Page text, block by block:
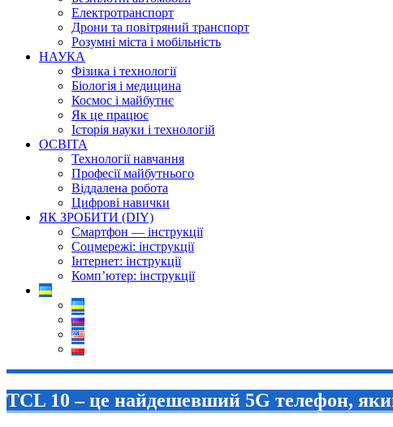
Електротранспорт
Дрони та повітряний транспорт
Розумні міста і мобільність
НАУКА
Фізика і технології
Біологія і медицина
Космос і майбутнє
Як це працює
Історія науки і технологій
ОСВІТА
Технології навчання
Професії майбутнього
Віддалена робота
Цифрові навички
ЯК ЗРОБИТИ (DIY)
Смартфон — інструкції
Соцмережі: інструкції
Інтернет: інструкції
Комп’ютер: інструкції
TCL 10 – це найдешевший 5G телефон,